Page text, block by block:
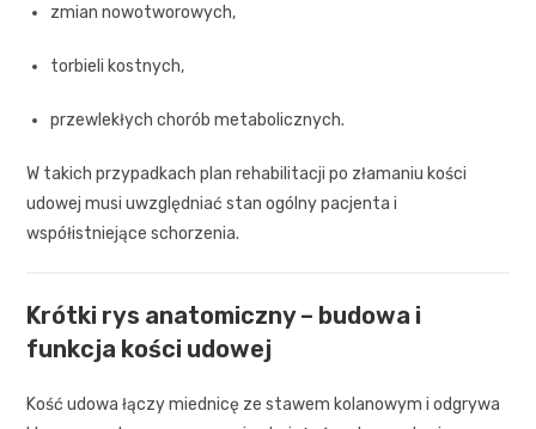
zmian nowotworowych,
torbieli kostnych,
przewlekłych chorób metabolicznych.
W takich przypadkach plan rehabilitacji po złamaniu kości
udowej musi uwzględniać stan ogólny pacjenta i
współistniejące schorzenia.
Krótki rys anatomiczny – budowa i
funkcja kości udowej
Kość udowa łączy miednicę ze stawem kolanowym i odgrywa